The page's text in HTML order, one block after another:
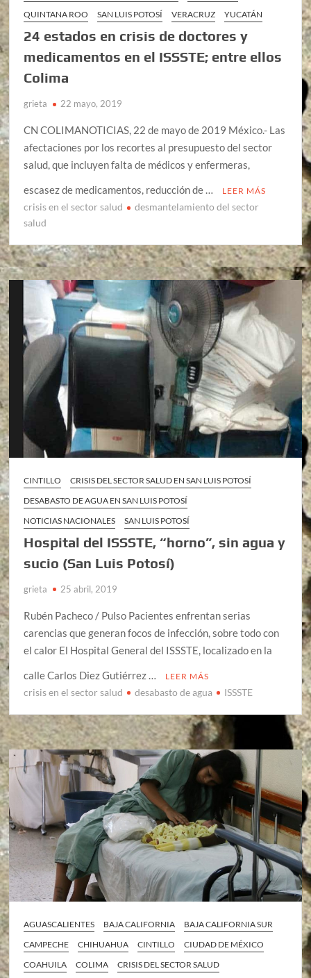
QUINTANA ROO
SAN LUIS POTOSÍ VERACRUZ YUCATÁN
24 estados en crisis de doctores y
medicamentos en el ISSSTE; entre ellos
Colima
grieta 22 mayo, 2019
CN COLIMANOTICIAS, 22 de mayo de 2019 México.- Las
afectaciones por los recortes al presupuesto del sector
salud, que incluyen falta de médicos y enfermeras,
escasez de medicamentos, reducción de …
LEER MÁS
crisis en el sector salud
desmantelamiento del sector
salud
CINTILLO
CRISIS DEL SECTOR SALUD EN SAN LUIS POTOSÍ
DESABASTO DE AGUA EN SAN LUIS POTOSÍ
NOTICIAS NACIONALES
SAN LUIS POTOSÍ
Hospital del ISSSTE, “horno”, sin agua y
sucio (San Luis Potosí)
grieta 25 abril, 2019
Rubén Pacheco / Pulso Pacientes enfrentan serias
carencias que generan focos de infección, sobre todo con
el calor El Hospital General del ISSSTE, localizado en la
calle Carlos Diez Gutiérrez …
LEER MÁS
crisis en el sector salud desabasto de agua ISSSTE
AGUASCALIENTES BAJA CALIFORNIA
BAJA CALIFORNIA SUR
CAMPECHE
CHIHUAHUA CINTILLO
CIUDAD DE MÉXICO
COAHUILA
COLIMA CRISIS DEL SECTOR SALUD